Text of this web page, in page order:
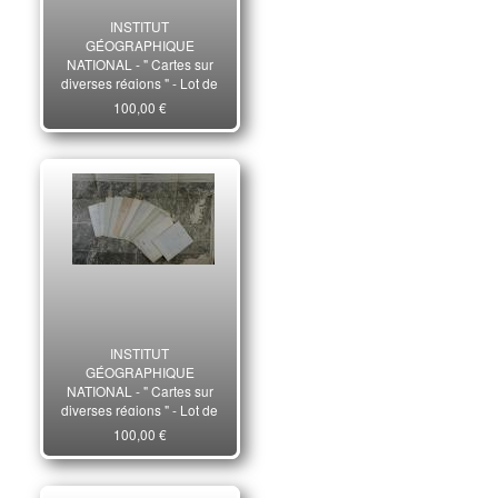
INSTITUT
GÉOGRAPHIQUE
NATIONAL - " Cartes sur
diverses régions " - Lot de
14 cartes - Paris
100,00 €
INSTITUT
GÉOGRAPHIQUE
NATIONAL - " Cartes sur
diverses régions " - Lot de
14 cartes - Paris
100,00 €